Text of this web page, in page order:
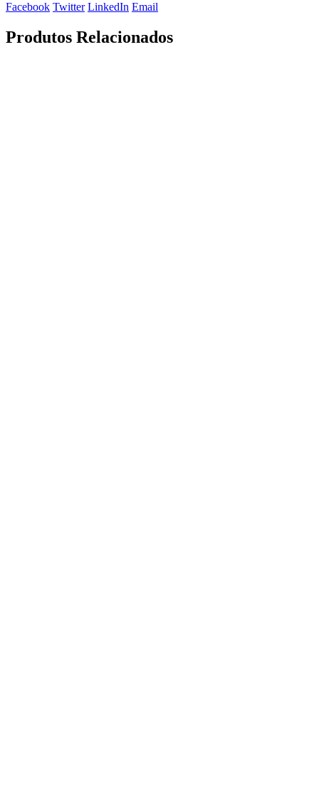
Facebook Twitter LinkedIn Email
Produtos Relacionados